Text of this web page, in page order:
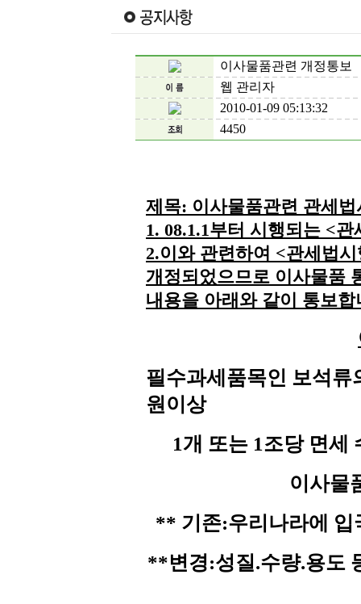
이사물품관련 개정통보
웹 관리자
2010-01-09 05:13:32
4450
제목: 이사물품관련 관세
1. 08.1.1부터 시행되는 <
2.이와 관련하여 <관세법
개정되었으므로 이사물품
내용을 아래와 같이 통보합
필수과세품목인 보석류
원이상
1개 또는 1조당 면세
이사물
** 기존:우리나라에 입
**변경:성질.수량.용도